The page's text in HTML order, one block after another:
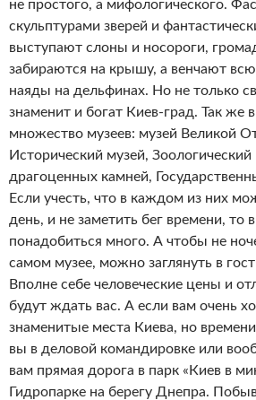
не простого, а мифологического.
скульптурами зверей и
выступают слоны и носороги,
забираются на крышу, а венчают
наяды на дельфинах. Но не только
знаменит и богат Киев-град. Так же
множество музеев: музей Великой
Исторический музей,
драгоценных камней,
Если учесть, что в каждом из них
день, и не заметить бег времени, то
понадобиться много. А чтобы не
самом музее, можно заглянуть в
Вполне себе человеческие цены и
будут ждать вас. А если вам очень
знаменитые места Киева, но
вы в деловой командировке или
вам прямая дорога в парк «Киев в
Гидропарке на берегу Днепра.